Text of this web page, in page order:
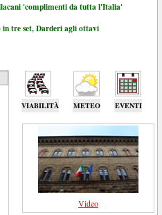
'complimenti da tutta l'Italia'
in tre set, Darderi agli ottavi
VIABILITÀ METEO EVENTI
Video